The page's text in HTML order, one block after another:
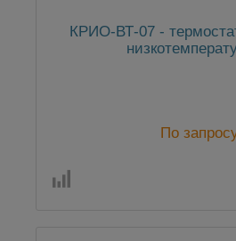
КРИО-ВТ-07 -
По